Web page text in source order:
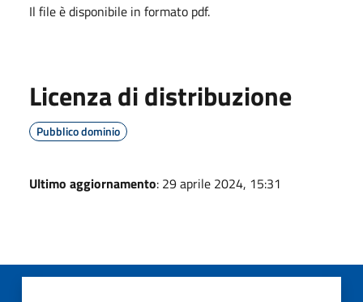
Il file è disponibile in formato pdf.
Licenza di distribuzione
Pubblico dominio
Ultimo aggiornamento: 29 aprile 2024, 15:31